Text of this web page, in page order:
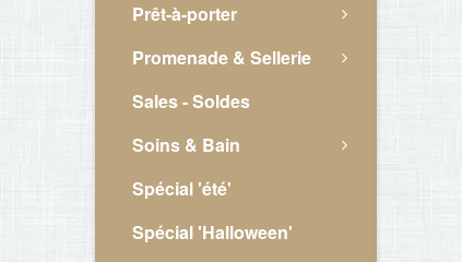
Prêt-à-porter
Promenade & Sellerie
Sales - Soldes
Soins & Bain
Spécial 'été'
Spécial 'Halloween'